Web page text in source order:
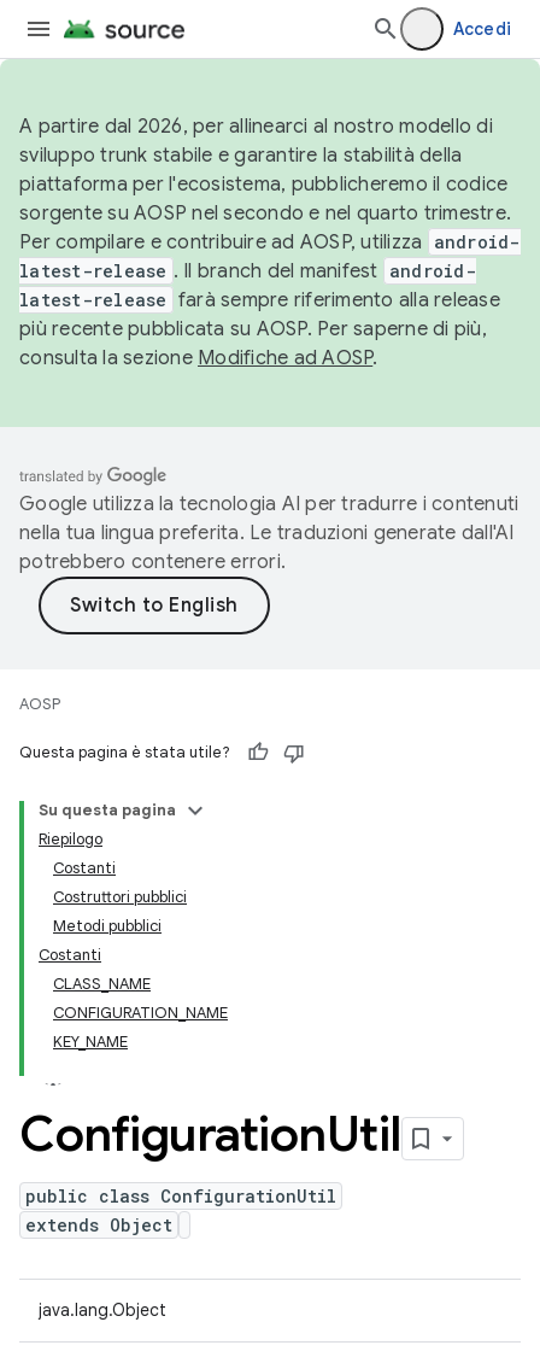
Accedi
A partire dal 2026, per allinearci al nostro modello di
sviluppo trunk stabile e garantire la stabilità della
piattaforma per l'ecosistema, pubblicheremo il codice
sorgente su AOSP nel secondo e nel quarto trimestre.
Per compilare e contribuire ad AOSP, utilizza
android-
latest-release . Il branch del manifest android-
latest-release farà sempre riferimento alla release
più recente pubblicata su AOSP. Per saperne di più,
consulta la sezione Modifiche ad AOSP.
Google utilizza la tecnologia AI per tradurre i contenuti
nella tua lingua preferita. Le traduzioni generate dall'AI
potrebbero contenere errori.
AOSP
Questa pagina è stata utile?
Su questa pagina
Riepilogo
Costanti
Costruttori pubblici
Metodi pubblici
Costanti
CLASS_NAME
CONFIGURATION_NAME
KEY_NAME
ConfigurationUtil
public class ConfigurationUtil
extends Object
java.lang.Object